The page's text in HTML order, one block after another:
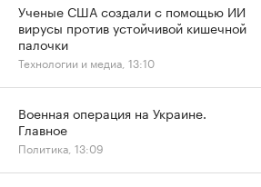
Ученые США создали с помощью ИИ
вирусы против устойчивой кишечной
палочки
Технологии и медиа, 13:10
Военная операция на Украине.
Главное
Политика, 13:09